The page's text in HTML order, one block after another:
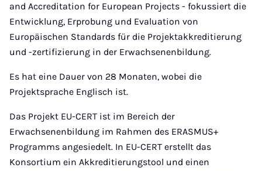
and Accreditation for European Projects - fokussiert die
Entwicklung, Erprobung und Evaluation von
Europäischen Standards für die Projektakkreditierung
und -zertifizierung in der Erwachsenenbildung.
Es hat eine Dauer von 28 Monaten, wobei die
Projektsprache Englisch ist.
Das Projekt EU-CERT ist im Bereich der
Erwachsenenbildung im Rahmen des ERASMUS+
Programms angesiedelt. In EU-CERT erstellt das
Konsortium ein Akkreditierungstool und einen